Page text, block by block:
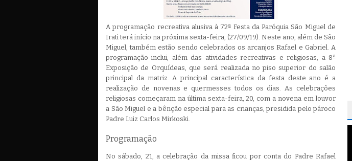
A programação recreativa alusiva à 72ª Festa da Paróquia São Miguel de
Irati terá início na próxima sexta-feira, (27/09/19). Neste ano, além de São
Miguel, também estão sendo celebrados os arcanjos Rafael e Gabriel. A
programação inclui, além das atividades recreativas e religiosas, a 8ª
Exposição de Orquídeas, que será realizada no piso superior do salão
principal da matriz. A principal característica da festa deste ano é a
realização de novenas e quermesses todos os dias. As celebrações
religiosas começaram na última sexta-feira, 20, com a novena em louvor
a São Miguel e a bênção especial para as crianças, presidida pelo pároco
Padre Luiz Carlos Mirkoski.
Programação
No sábado, 21, a celebração da missa ficou por conta do Padre Rafael